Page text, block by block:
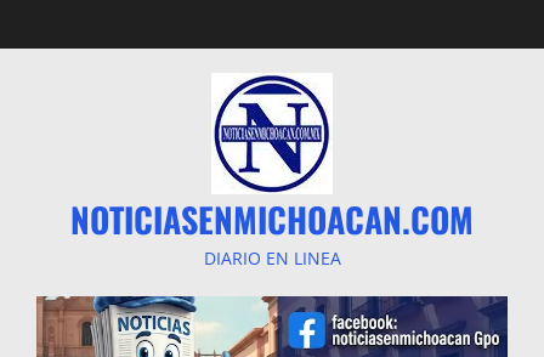
al
NOTICIASENMICHOACAN.COM
DIARIO EN LINEA